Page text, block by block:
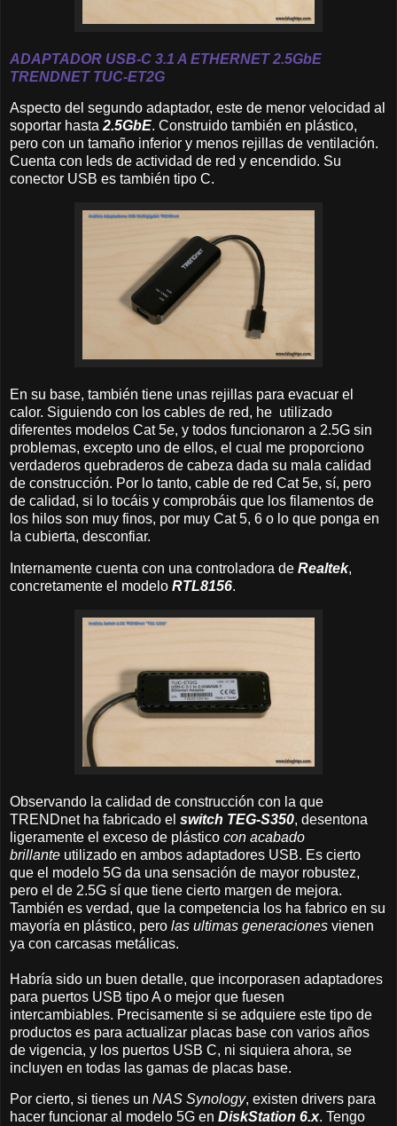
ADAPTADOR USB-C 3.1 A ETHERNET 2.5GbE
TRENDNETTUC-ET2G
Aspecto del segundo adaptador, este de menor velocidad al
soportar hasta2.5GbE. Construido también en plástico,
pero con un tamaño inferior y menos rejillas de ventilación.
Cuenta con leds de actividad de red y encendido. Su
conector USB es también tipo C.
En su base, también tiene unas rejillas para evacuar el
calor. Siguiendo con los cables de red, he utilizado
diferentes modelos Cat 5e, y todos funcionaron a 2.5G sin
problemas, excepto uno de ellos, el cual me proporciono
verdaderos quebraderos de cabeza dada su mala calidad
de construcción. Por lo tanto, cable de red Cat 5e, sí, pero
de calidad, si lo tocáis y comprobáis que los filamentos de
los hilos son muy finos, por muy Cat 5, 6 o lo que ponga en
la cubierta, desconfiar.
Internamente cuenta con una controladora de Realtek,
concretamente el modelo RTL8156.
Observando la calidad de construcción con la que
TRENDnet ha fabricado el switch TEG-S350, desentona
ligeramente el exceso de plástico con acabado
brillante utilizado en ambos adaptadores USB. Es cierto
que el modelo 5G da una sensación de mayor robustez,
pero el de 2.5G sí que tiene cierto margen de mejora.
También es verdad, que la competencia los ha fabrico en su
mayoría en plástico, pero las ultimas generaciones vienen
ya con carcasas metálicas.
Habría sido un buen detalle, que incorporasen adaptadores
para puertos USB tipo A o mejor que fuesen
intercambiables. Precisamente si se adquiere este tipo de
productos es para actualizar placas base con varios años
de vigencia, y los puertos USB C, ni siquiera ahora, se
incluyen en todas las gamas de placas base.
Por cierto, si tienes un NAS Synology, existen drivers para
hacer funcionar al modelo 5G en DiskStation 6.x. Tengo